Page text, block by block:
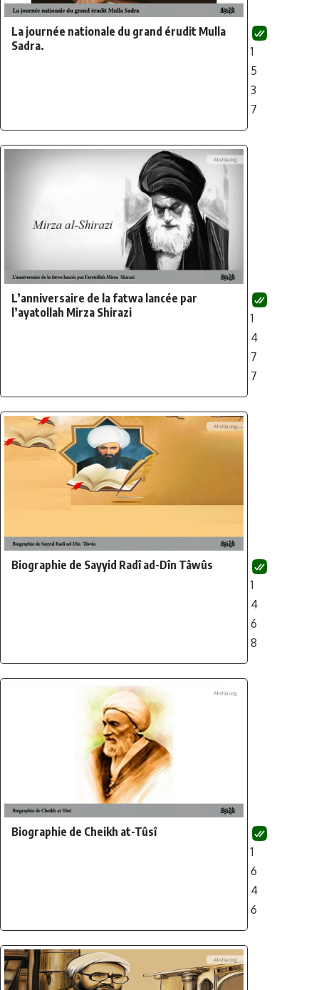
La journée nationale du grand érudit Mulla
Sadra.
1
5
3
7
L’anniversaire de la fatwa lancée par
l’ayatollah Mirza Shirazi
1
4
7
7
Biographie de Sayyid Radî ad-Dîn Tâwûs
1
4
6
8
Biographie de Cheikh at-Tûsî
1
6
4
6